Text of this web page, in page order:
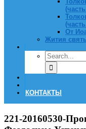
От
Жития
КОНТАКТЫ
221-20160530-